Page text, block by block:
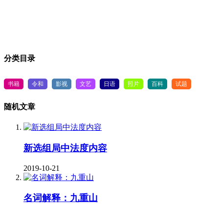
分类目录
书籍 令和 影视 文艺 日语 照片 百科 试题
随机文章
新选组局中法度内容
2019-10-21
名词解释：九重山